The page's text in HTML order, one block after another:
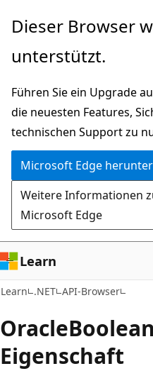
Zu
wechseln
Zur
springen
Dieser Browser
unterstützt.
Führen Sie ein Upgrade
die neuesten Features,
technischen Support zu
Microsoft Edge
Weitere Informationen
Microsoft Edge
Learn
Learn .NET API-Browser
Oracle
Eigenschaft